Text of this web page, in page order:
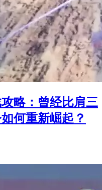
略：曾经比肩三
何重新崛起？